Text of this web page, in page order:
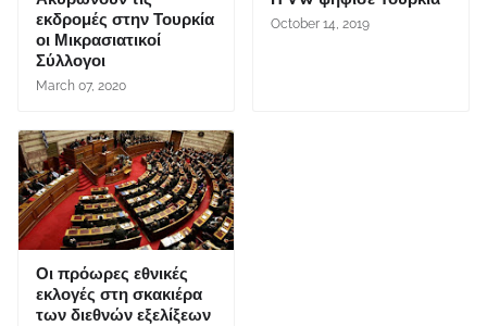
εκδρομές στην Τουρκία
οι Μικρασιατικοί
Σύλλογοι
March 07, 2020
October 14, 2019
Οι πρόωρες εθνικές
εκλογές στη σκακιέρα
των διεθνών εξελίξεων